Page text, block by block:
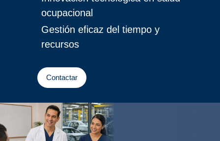
ocupacional
Gestión eficaz del tiempo y
recursos
Contactar